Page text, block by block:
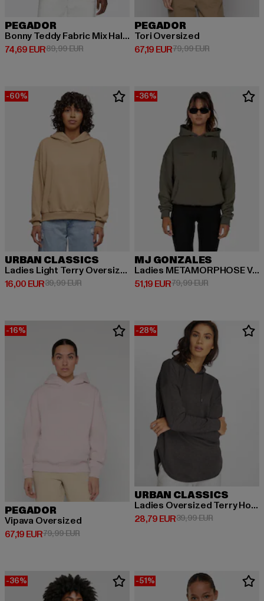
PEGADOR
Bonny Teddy Fabric Mix Halfzip
74,69 EUR
Ajankohtainen hinta: 74,69 EUR
89,99 EURKampanjahinta: 89,99 EUR
PEGADOR
Tori Oversized
67,19 EUR
Ajankohtainen hinta: 67,19 EUR
79,99 EUR
-60%
URBAN CLASSICS
Ladies Light Terry Oversized
16,00 EUR
Ajankohtainen hinta: 16,00 EUR
39,99 EURKampanjahinta: 39,99 EUR
-36%
MJ GONZALES
Ladies METAMORPHOSE V.2 x Heavy Oversized
51,19 EUR
Ajankohtainen hinta: 51,19 EUR
79,99 EUR
-16%
PEGADOR
Vipava Oversized
67,19 EUR
Ajankohtainen hinta: 67,19 EUR
79,99 EURKampanjahinta: 79,99 EUR
-28%
URBAN CLASSICS
Ladies Oversized Terry Hoody
28,79 EUR
Ajankohtainen hinta: 28,79 EUR
39,99 EUR
-36% -51%